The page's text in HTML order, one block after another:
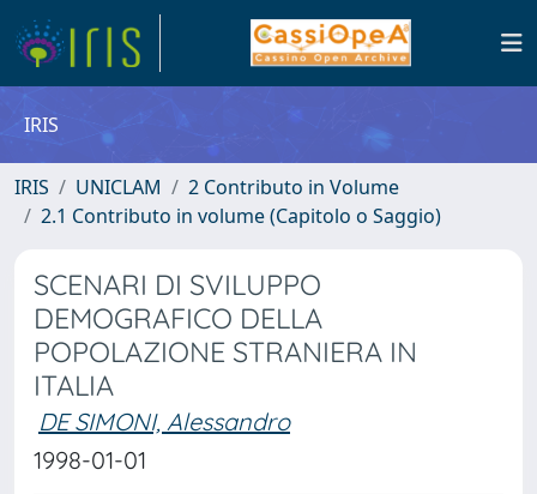
IRIS
IRIS UNICLAM
2 Contributo in Volume
2.1 Contributo in volume (Capitolo o Saggio)
SCENARI DI SVILUPPO
DEMOGRAFICO DELLA
POPOLAZIONE STRANIERA IN
ITALIA
DE SIMONI, Alessandro
1998-01-01